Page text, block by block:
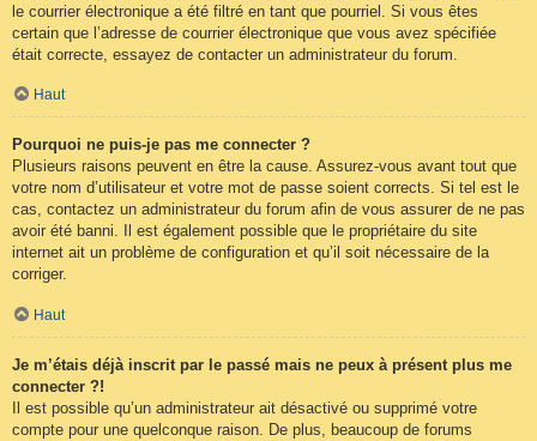
le courrier électronique a été filtré en tant que pourriel. Si vous êtes
certain que l’adresse de courrier électronique que vous avez spécifiée
était correcte, essayez de contacter un administrateur du forum.
Haut
Pourquoi ne puis-je pas me connecter ?
Plusieurs raisons peuvent en être la cause. Assurez-vous avant tout que
votre nom d’utilisateur et votre mot de passe soient corrects. Si tel est le
cas, contactez un administrateur du forum afin de vous assurer de ne pas
avoir été banni. Il est également possible que le propriétaire du site
internet ait un problème de configuration et qu’il soit nécessaire de la
corriger.
Haut
Je m’étais déjà inscrit par le passé mais ne peux à présent plus me
connecter ?!
Il est possible qu’un administrateur ait désactivé ou supprimé votre
compte pour une quelconque raison. De plus, beaucoup de forums